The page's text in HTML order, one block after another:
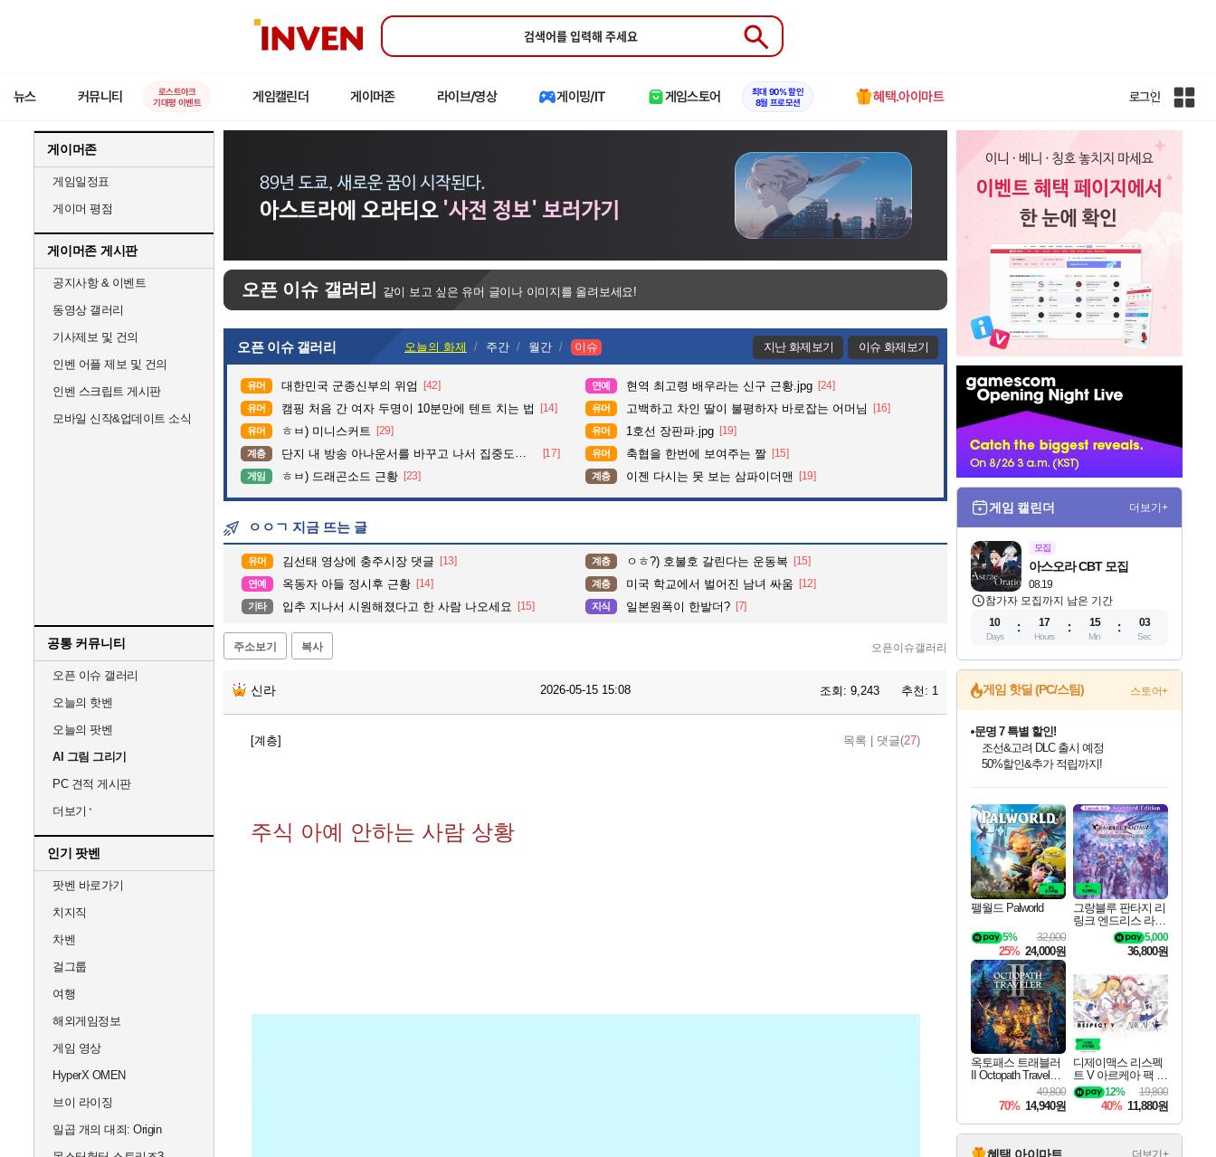
인
Submit
뉴스 커뮤니티
로스트아크
기대평 이벤트
게임캘린더 게이머존 라이브/영상 게이밍/IT 게임스토어
최대 90% 할인
8월 프로모션
혜택.아이마트 로그인
인
게이머존
게임일정표
게이머 평점
게이머존 게시판
공지사항 & 이벤트
동영상 갤러리
기사제보 및 건의
인벤 어플 제보 및 건의
인벤 스크립트 게시판
모바일 신작&업데이트 소식
공통 커뮤니티
오픈 이슈 갤러리
오늘의 핫벤
오늘의 팟벤
AI 그림 그리기
PC 견적 게시판
더보기
인기 팟벤
팟벤 바로가기
치지직
차벤
걸그룹
여행
해외게임정보
게임 영상
HyperX OMEN
브이 라이징
일곱 개의 대죄: Origin
오픈 이슈 갤러리 같이 보고 싶은 유머 글이나 이미지를 올려보세요!
오픈 이슈 갤러리 오늘의 화제 주간 월간 이슈 지난 화제보기 이슈 화제보기
유머 대한민국 군종신부의 위엄 [42] 연예 현역 최고령 배우라는 신구 근황.jpg [24]
유머 캠핑 처음 간 여자 두명이 10분만에 텐트 치는 법 [14] 유머 고백하고 차인 딸이 불평하자 바로잡는 어머님 [16]
유머 ㅎㅂ) 미니스커트 [29] 유머 1호선 장판파.jpg [19]
계층 단지 내 방송 아나운서를 바꾸고 나서 집중도가 확 올라갔다는 한 아파트의 안내방송 [17] 유머 축협을 한번에 보여주는 짤 [15]
게임 ㅎㅂ) 드래곤소드 근황 [23] 계층 이젠 다시는 못 보는 삼파이더맨 [19]
ㅇㅇㄱ 지금 뜨는 글
유머 김선태 영상에 충주시장 댓글 [13] 계층 ㅇㅎ?) 호불호 갈린다는 운동복 [15]
연예 옥동자 아들 정시후 근황 [14] 계층 미국 학교에서 벌어진 남녀 싸움 [12]
기타 입추 지나서 시원해졌다고 한 사람 나오세요 [15] 지식 일본원폭이 한발더? [7]
주소보기 복사 오픈이슈갤러리
신라 2026-05-15 15:08 조회: 9,243 추천: 1
[계층] 목록 댓글(27)
주식 아예 안하는 사람 상황
벤
게임 캘린더 더보기+
모집
08.19
아스오라 CBT 모집
참가자 모집까지 남은 기간
10
Days
17
Hours
15
Min
01
Sec
게임 핫딜 (PC/스팀) 스토어+
최대 90% 할인가를 만나보세요!
네이버혜택과 함께 만나보세요!
문명 7 특별 할인!
조선&고려 DLC 출시 예정
50%할인&추가 적립까지!
네이버 포인트 혜택까지!
이니&베니 혜택까지!
네이버 혜택가와 함께 예약하세요!
할인&네이버혜택으로 만나보세요!
네이버페이 혜택과 만나보세요!
40주년 프로모션으로 만나보세요!
할인가에 만나보세요!
일부 에디션 상시 할인!
혜택으로 예약 판매 중
편안하게 충전하세요
팰월드 Palworld
32,000
5%
25% 24,000원
그랑블루 판타지 리
링크 엔드리스 라그
나로크 업그레이드
킷 Granblue Fantasy
Relink Endless Ragn
C
5,000
36,800원
옥토패스 트래블러
II Octopath Traveler I
49,800
70% 14,940원
디제이맥스 리스펙
트 V 아르케아 팩 D
JMAX RESPECT V
Arcaea Pack DLC
19,800
12%
40% 11,880원